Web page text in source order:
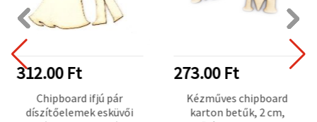
312.00 Ft
Chipboard ifjú pár
díszítőelemek esküvői
273.00 Ft
Kézműves chipboard
karton betűk, 2 cm,